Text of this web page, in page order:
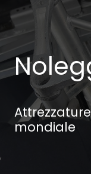
mondiale